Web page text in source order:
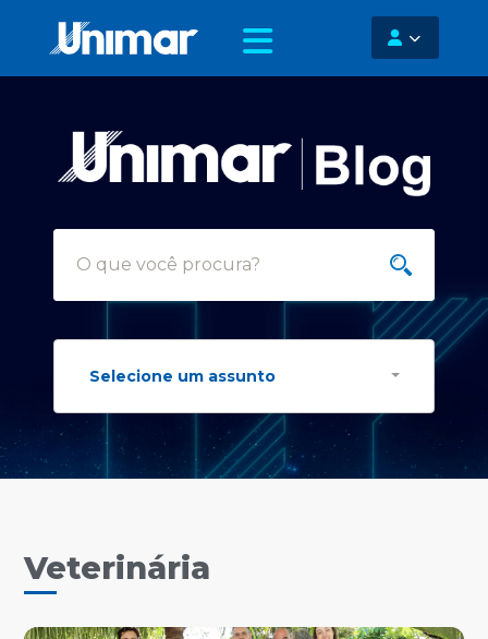
Selecione um assunto
Veterinária